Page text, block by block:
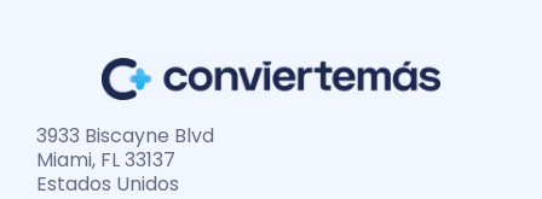
3933 Biscayne Blvd
Miami, FL 33137
Estados Unidos